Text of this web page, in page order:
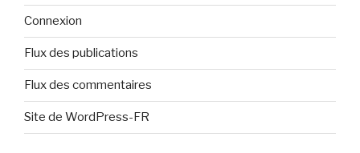
Connexion
Flux des publications
Flux des commentaires
Site de WordPress-FR